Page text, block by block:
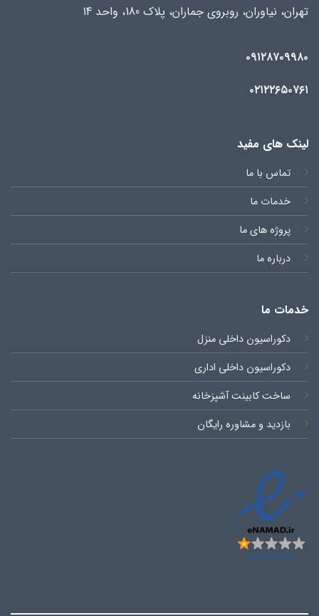
تهران، نیاوران، روبروی جماران، پلاک 180، واحد 14
۰۹۱۲۸۷۰۹۹۸۰
۰۲۱۲۲۶۵۰۷۶۱
لینک های مفید
تماس با ما
خدمات ما
پروژه های ما
درباره ما
خدمات ما
دکوراسیون داخلی منزل
دکوراسیون داخلی اداری
ساخت کابینت آشپزخانه
بازدید و مشاوره رایگان